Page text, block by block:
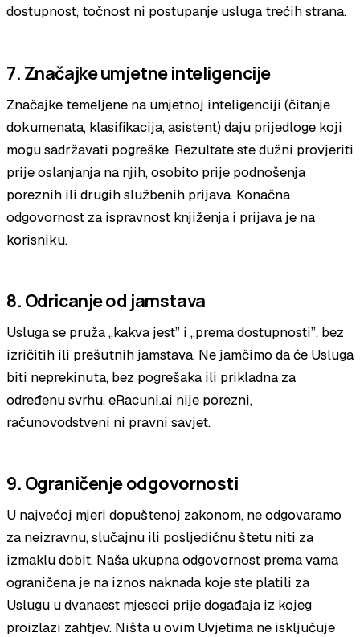
dostupnost, točnost ni postupanje usluga trećih strana.
7. Značajke umjetne inteligencije
Značajke temeljene na umjetnoj inteligenciji (čitanje
dokumenata, klasifikacija, asistent) daju prijedloge koji
mogu sadržavati pogreške. Rezultate ste dužni provjeriti
prije oslanjanja na njih, osobito prije podnošenja
poreznih ili drugih službenih prijava. Konačna
odgovornost za ispravnost knjiženja i prijava je na
korisniku.
8. Odricanje od jamstava
Usluga se pruža „kakva jest” i „prema dostupnosti”, bez
izričitih ili prešutnih jamstava. Ne jamčimo da će Usluga
biti neprekinuta, bez pogrešaka ili prikladna za
određenu svrhu. eRacuni.ai nije porezni,
računovodstveni ni pravni savjet.
9. Ograničenje odgovornosti
U najvećoj mjeri dopuštenoj zakonom, ne odgovaramo
za neizravnu, slučajnu ili posljedičnu štetu niti za
izmaklu dobit. Naša ukupna odgovornost prema vama
ograničena je na iznos naknada koje ste platili za
Uslugu u dvanaest mjeseci prije događaja iz kojeg
proizlazi zahtjev. Ništa u ovim Uvjetima ne isključuje